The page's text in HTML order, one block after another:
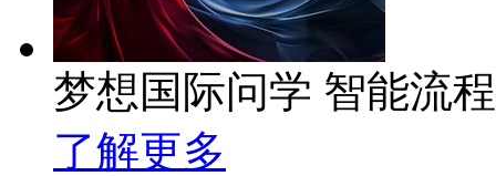
梦想国际问学 智能流
了解更多